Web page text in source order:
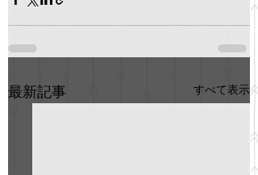
最新記事 すべて表示